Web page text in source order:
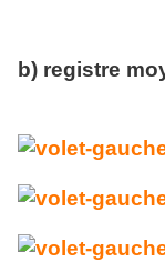
b) registre